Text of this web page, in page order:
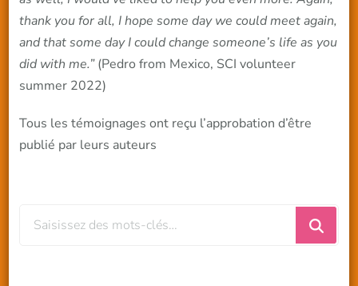
thank you for all, I hope some day we could meet again,
and that some day I could change someone’s life as you
did with me.”(Pedro from Mexico, SCI volunteer
summer 2022)
Tous les témoignages ont reçu l’approbation d’être
publié par leurs auteurs